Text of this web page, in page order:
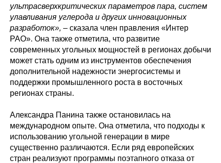
ультрасверхкритических параметров пара, систем
улавливания углерода и других инновационных
разработок», – сказала член правления «Интер
РАО». Она также отметила, что развитие
современных угольных мощностей в регионах добычи
может стать одним из инструментов обеспечения
дополнительной надежности энергосистемы и
поддержки промышленного роста в восточных
регионах страны.
Александра Панина также остановилась на
международном опыте. Она отметила, что подходы к
использованию угольной генерации в мире
существенно различаются. Если ряд европейских
стран реализуют программы поэтапного отказа от